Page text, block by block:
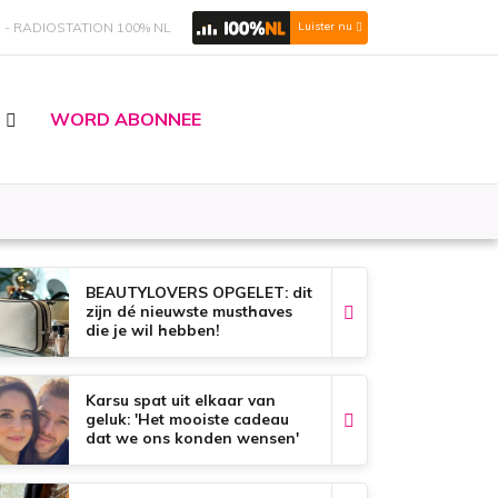
RADIOSTATION 100% NL Luister nu
WORD ABONNEE
BEAUTYLOVERS OPGELET: dit
zijn dé nieuwste musthaves
die je wil hebben!
Karsu spat uit elkaar van
geluk: 'Het mooiste cadeau
dat we ons konden wensen'